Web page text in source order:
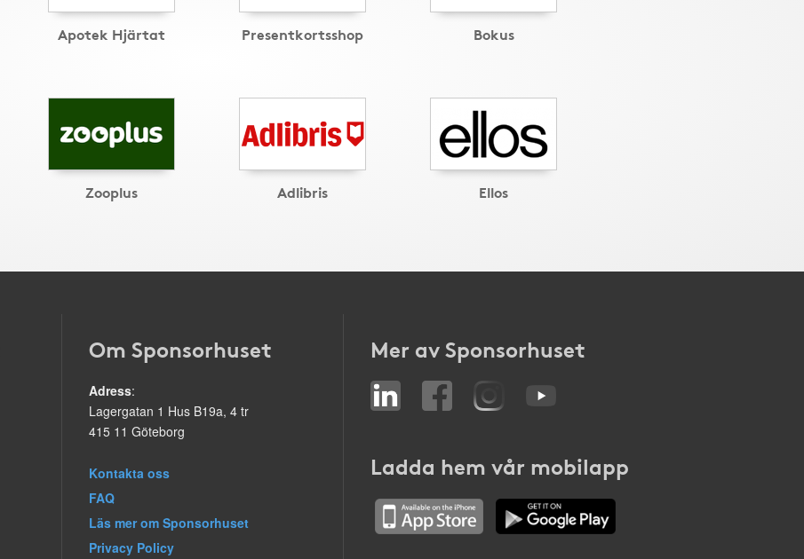
Apotek Hjärtat Presentkortsshop Bokus
Zooplus Adlibris Ellos
Om Sponsorhuset
Adress:
Lagergatan 1 Hus B19a, 4 tr
415 11 Göteborg
Kontakta oss
FAQ
Läs mer om Sponsorhuset
Privacy Policy
Mer av Sponsorhuset
Ladda hem vår mobilapp